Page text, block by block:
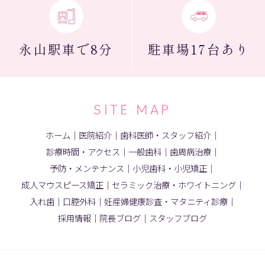
永山駅車で8分 駐車場17台あり
SITE MAP
ホーム ｜ 医院紹介 ｜ 歯科医師・スタッフ紹介 ｜
診療時間・アクセス ｜ 一般歯科｜ 歯周病治療｜
予防・メンテナンス ｜ 小児歯科・小児矯正 ｜
成人マウスピース矯正｜ セラミック治療・ホワイトニング｜
入れ歯｜ 口腔外科｜ 妊産婦健康診査・マタニティ診療｜
採用情報 ｜ 院長ブログ ｜ スタッフブログ